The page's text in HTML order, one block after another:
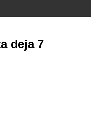
deja 7